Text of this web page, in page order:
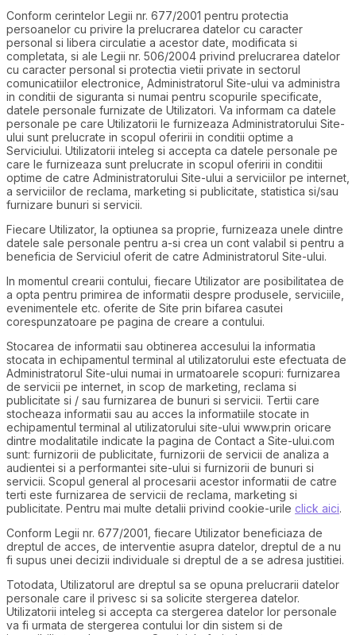
Conform cerintelor Legii nr. 677/2001 pentru protectia
persoanelor cu privire la prelucrarea datelor cu caracter
personal si libera circulatie a acestor date, modificata si
completata, si ale Legii nr. 506/2004 privind prelucrarea datelor
cu caracter personal si protectia vietii private in sectorul
comunicatiilor electronice, Administratorul Site-ului va administra
in conditii de siguranta si numai pentru scopurile specificate,
datele personale furnizate de Utilizatori. Va informam ca datele
personale pe care Utilizatorii le furnizeaza Administratorului Site-
ului sunt prelucrate in scopul oferirii in conditii optime a
Serviciului. Utilizatorii inteleg si accepta ca datele personale pe
care le furnizeaza sunt prelucrate in scopul oferirii in conditii
optime de catre Administratorului Site-ului a serviciilor pe internet,
a serviciilor de reclama, marketing si publicitate, statistica si/sau
furnizare bunuri si servicii.
Fiecare Utilizator, la optiunea sa proprie, furnizeaza unele dintre
datele sale personale pentru a-si crea un cont valabil si pentru a
beneficia de Serviciul oferit de catre Administratorul Site-ului.
In momentul crearii contului, fiecare Utilizator are posibilitatea de
a opta pentru primirea de informatii despre produsele, serviciile,
evenimentele etc. oferite de Site prin bifarea casutei
corespunzatoare pe pagina de creare a contului.
Stocarea de informatii sau obtinerea accesului la informatia
stocata in echipamentul terminal al utilizatorului este efectuata de
Administratorul Site-ului numai in urmatoarele scopuri: furnizarea
de servicii pe internet, in scop de marketing, reclama si
publicitate si / sau furnizarea de bunuri si servicii. Tertii care
stocheaza informatii sau au acces la informatiile stocate in
echipamentul terminal al utilizatorului site-ului www.prin oricare
dintre modalitatile indicate la pagina de Contact a Site-ului.com
sunt: furnizorii de publicitate, furnizorii de servicii de analiza a
audientei si a performantei site-ului si furnizorii de bunuri si
servicii. Scopul general al procesarii acestor informatii de catre
terti este furnizarea de servicii de reclama, marketing si
publicitate. Pentru mai multe detalii privind cookie-urile click aici.
Conform Legii nr. 677/2001, fiecare Utilizator beneficiaza de
dreptul de acces, de interventie asupra datelor, dreptul de a nu
fi supus unei decizii individuale si dreptul de a se adresa justitiei.
Totodata, Utilizatorul are dreptul sa se opuna prelucrarii datelor
personale care il privesc si sa solicite stergerea datelor.
Utilizatorii inteleg si accepta ca stergerea datelor lor personale
va fi urmata de stergerea contului lor din sistem si de